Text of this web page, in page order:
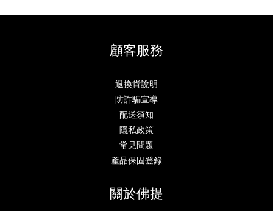
顧客服務
退換貨說明
防詐騙宣導
配送須知
隱私政策
常見問題
產品保固登錄
關於佛提